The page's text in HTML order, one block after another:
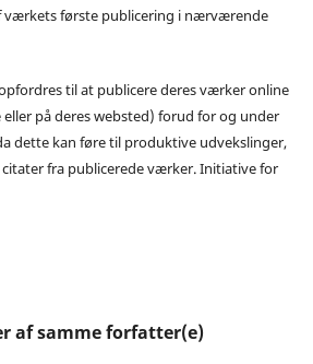
værkets første publicering i nærværende
til at publicere deres værker online
på deres websted) forud for og under
dette kan føre til produktive udvekslinger,
fra publicerede værker. Initiative for
af samme forfatter(e)